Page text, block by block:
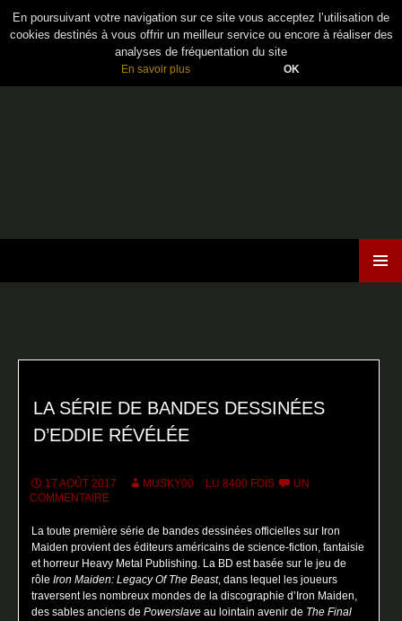
En poursuivant votre navigation sur ce site vous acceptez l’utilisation de
cookies destinés à vous offrir un meilleur service ou encore à réaliser des
analyses de fréquentation du site
En savoir plus OK
LA SÉRIE DE BANDES DESSINÉES
D’EDDIE RÉVÉLÉE
17 AOÛT 2017 MUSKY00 LU 8400 FOIS
UN
COMMENTAIRE
La toute première série de bandes dessinées officielles sur Iron
Maiden provient des éditeurs américains de science-fiction, fantaisie
et horreur Heavy Metal Publishing. La BD est basée sur le jeu de
rôleIron Maiden: Legacy Of The Beast, dans lequel les joueurs
traversent les nombreux mondes de la discographie d’Iron Maiden,
des sables anciens dePowerslave au lointain avenir de The Final